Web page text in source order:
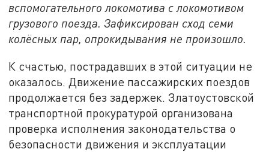
вспомогательного локомотива с локомотивом
грузового поезда. Зафиксирован сход семи
колёсных пар, опрокидывания не произошло.
К счастью, пострадавших в этой ситуации не
оказалось. Движение пассажирских поездов
продолжается без задержек. Златоустовской
транспортной прокуратурой организована
проверка исполнения законодательства о
безопасности движения и эксплуатации